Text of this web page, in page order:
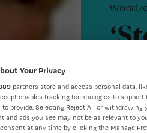
Auteur:
Your Privacy
partners store and access personal data,
enables tracking technologies to
to provide. Selecting Reject All or
and ads you see may not be as relevant to
at any time by clicking the Manage